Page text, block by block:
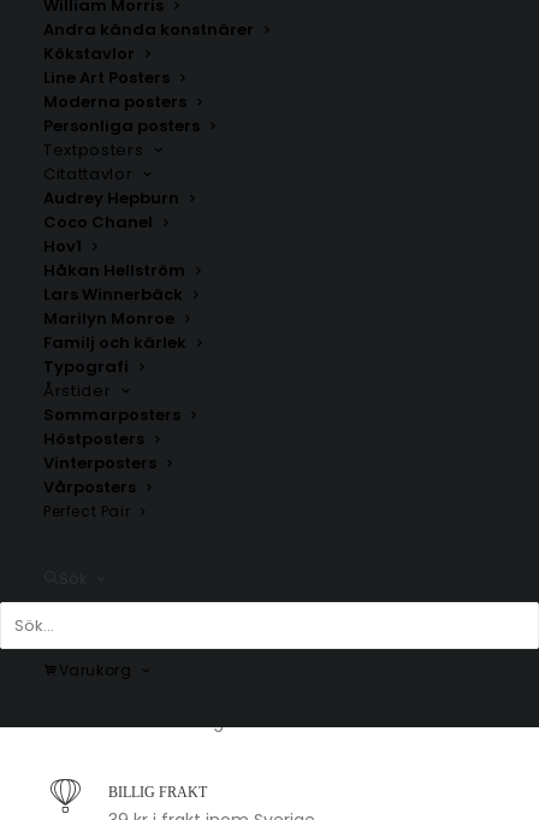
William Morris
Andra kända konstnärer
Kökstavlor
Line Art Posters
Moderna posters
Personliga posters
Textposters
Citattavlor
Audrey Hepburn
Coco Chanel
Hov1
Håkan Hellström
Lars Winnerbäck
Marilyn Monroe
Familj och kärlek
Typografi
Årstider
Sommarposters
Höstposters
Vinterposters
Vårposters
Perfect Pair
Varukorg
Särkimukka
Fr.200.00
1-2 arbetsdagar
BILLIG FRAKT